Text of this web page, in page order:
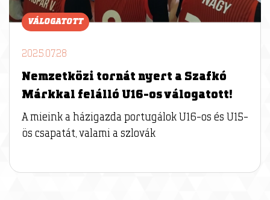
VÁLOGATOTT
2025.07.28
Nemzetközi tornát nyert a Szafkó
Márkkal felálló U16-os válogatott!
A mieink a házigazda portugálok U16-os és U15-
ös csapatát, valami a szlovák